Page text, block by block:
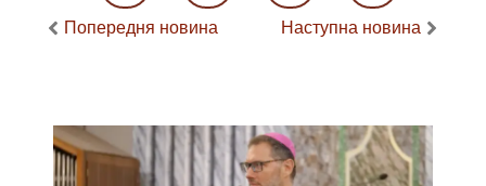
Попередня новина Наступна новина